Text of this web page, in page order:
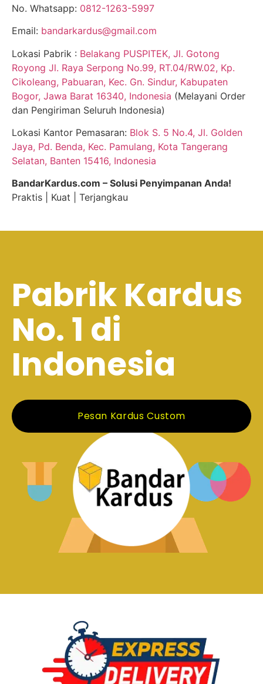
No. Whatsapp: 0812-1263-5997
Email: bandarkardus@gmail.com
Lokasi Pabrik : Belakang PUSPITEK, Jl. Gotong
Royong Jl. Raya Serpong No.99, RT.04/RW.02, Kp.
Cikoleang, Pabuaran, Kec. Gn. Sindur, Kabupaten
Bogor, Jawa Barat 16340, Indonesia (Melayani Order
dan Pengiriman Seluruh Indonesia)
Lokasi Kantor Pemasaran: Blok S. 5 No.4, Jl. Golden
Jaya, Pd. Benda, Kec. Pamulang, Kota Tangerang
Selatan, Banten 15416, Indonesia
BandarKardus.com – Solusi Penyimpanan Anda!
Praktis | Kuat | Terjangkau
Pabrik Kardus
No. 1 di
Indonesia
Pesan Kardus Custom